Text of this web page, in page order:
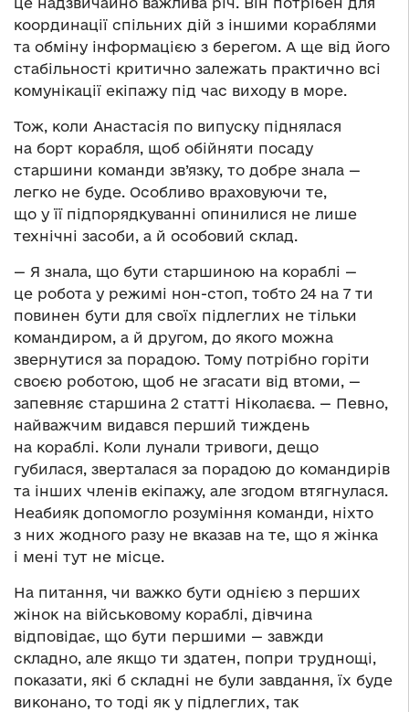
координації спільних дій з іншими кораблями
та обміну інформацією з берегом. А ще від його
стабільності критично залежать практично всі
комунікації екіпажу під час виходу в море.
Тож, коли Анастасія по випуску піднялася
на борт корабля, щоб обійняти посаду
старшини команди зв’язку, то добре знала —
легко не буде. Особливо враховуючи те,
що у її підпорядкуванні опинилися не лише
технічні засоби, а й особовий склад.
— Я знала, що бути старшиною на кораблі —
це робота у режимі нон-стоп, тобто 24 на 7 ти
повинен бути для своїх підлеглих не тільки
командиром, а й другом, до якого можна
звернутися за порадою. Тому потрібно горіти
своєю роботою, щоб не згасати від втоми, —
запевняє старшина 2 статті Ніколаєва. — Певно,
найважчим видався перший тиждень
на кораблі. Коли лунали тривоги, дещо
губилася, зверталася за порадою до командирів
та інших членів екіпажу, але згодом втягнулася.
Неабияк допомогло розуміння команди, ніхто
з них жодного разу не вказав на те, що я жінка
і мені тут не місце.
На питання, чи важко бути однією з перших
жінок на військовому кораблі, дівчина
відповідає, що бути першими — завжди
складно, але якщо ти здатен, попри труднощі,
показати, які б складні не були завдання, їх буде
виконано, то тоді як у підлеглих, так